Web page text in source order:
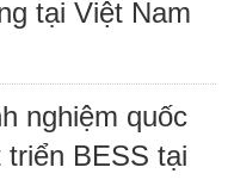
tại Việt Nam
nghiệm quốc
BESS tại